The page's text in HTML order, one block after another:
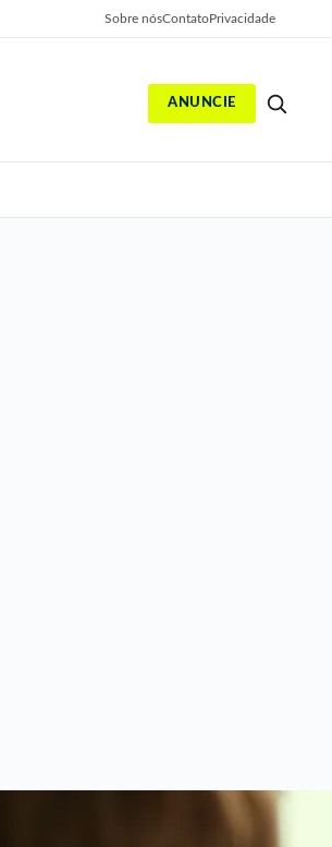
Sobre nósContatoPrivacidade
ANUNCIE